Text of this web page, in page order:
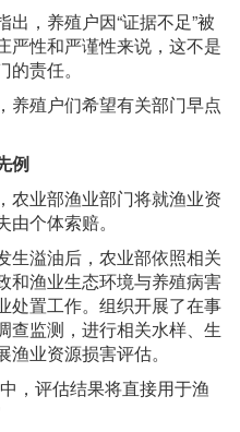
，养殖户因“证据不足”被
严性和严谨性来说，这不是
责任。
养殖户们希望有关部门早点
例
农业部渔业部门将就渔业资
个体索赔。
生溢油后，农业部依照相关
和渔业生态环境与养殖病害
处置工作。组织开展了在事
查监测，进行相关水样、生
业资源损害评估。
，评估结果将直接用于渔